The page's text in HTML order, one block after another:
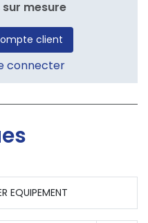
sur mesure
client
connecter
EQUIPEMENT